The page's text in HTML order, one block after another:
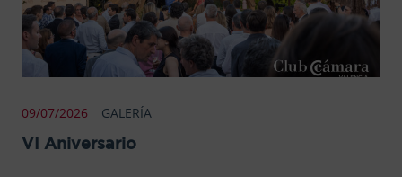
09/07/2026 GALERÍA
VI Aniversario